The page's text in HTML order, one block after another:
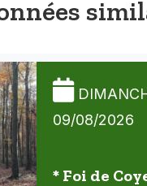
09/08/2026
* Foi de